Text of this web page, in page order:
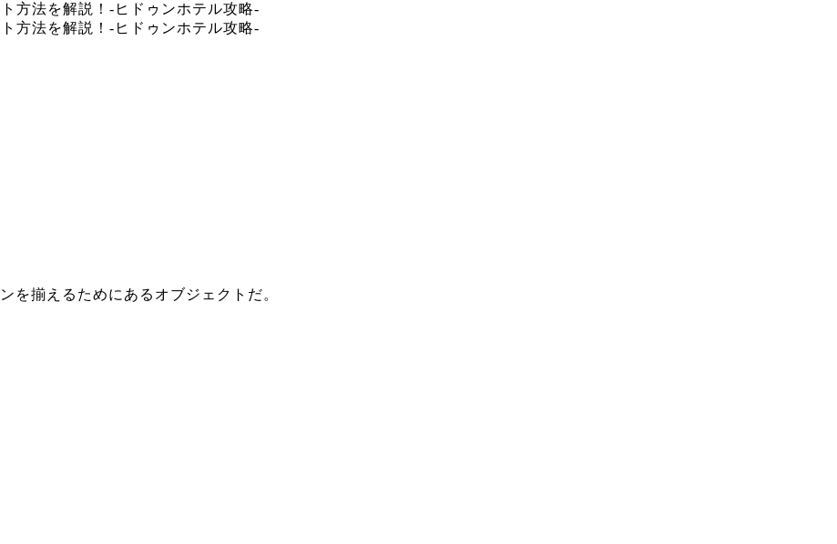
方法を解説！-ヒドゥンホテル攻略-
方法を解説！-ヒドゥンホテル攻略-
を揃えるためにあるオブジェクトだ。